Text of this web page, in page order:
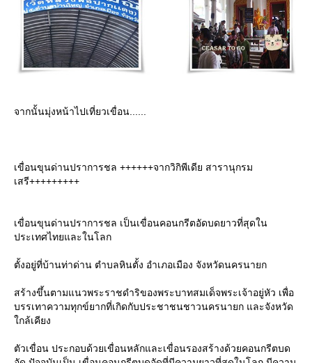
จากนั้นมุ่งหน้าไปเที่ยวเขื่อน......
เขื่อนขุนด่านปราการชล ++++++จากวิกิพีเดีย สารานุกรม
เสรี+++++++++
เขื่อนขุนด่านปราการชล เป็นเขื่อนคอนกรีตอัดบดยาวที่สุดใน
ประเทศไทยและในโลก
ตั้งอยู่ที่บ้านท่าด่าน ตำบลหินตั้ง อำเภอเมือง จังหวัดนครนายก
สร้างขึ้นตามแนวพระราชดำริของพระบาทสมเด็จพระเจ้าอยู่หัว เพื่อ
บรรเทาความทุกข์ยากที่เกิดกับประชาชนชาวนครนายก และจังหวัด
กล้เคียง
ตัวเขื่อน ประกอบด้วยเขื่อนหลักและเขื่อนรองสร้างด้วยคอนกรีตบด